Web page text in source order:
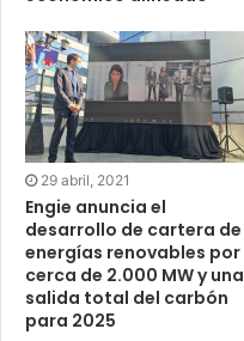
29 abril, 2021
Engie anuncia el
desarrollo de cartera de
energías renovables por
cerca de 2.000 MW y una
salida total del carbón
para 2025